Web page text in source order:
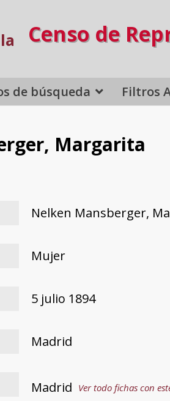
Censo de
de búsqueda Filtros
Margarita
Nelken Mansberger,
Mujer
5 julio 1894
Madrid
Madrid Ver todo fichas con